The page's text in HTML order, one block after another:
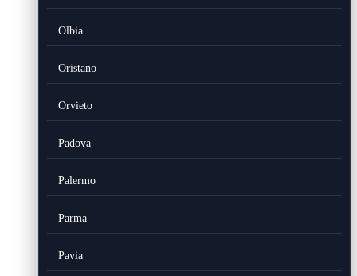
Olbia
Oristano
Orvieto
Padova
Palermo
Parma
Pavia